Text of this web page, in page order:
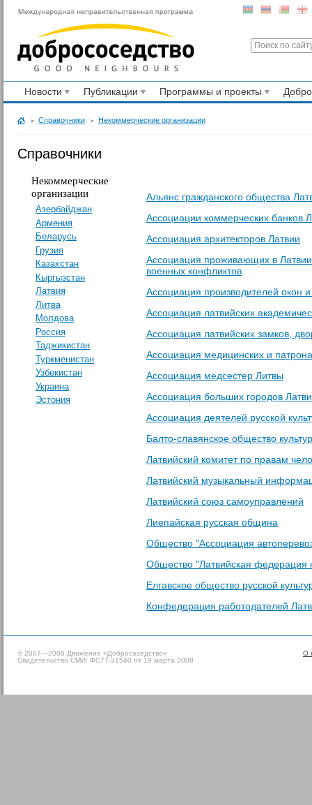
Новости Публикации Программы и проекты
Справочники Некоммерческие организации
Справочники
Некоммерческие
организации
Азербайджан
Армения
Беларусь
Грузия
Казахстан
Кыргызстан
Латвия
Литва
Молдова
Россия
Таджикистан
Туркменистан
Узбекистан
Украина
Эстония
Альянс гражданского общества
Ассоциации коммерческих банков
Ассоциация архитекторов Латвии
Ассоциация проживающих в
военных конфликтов
Ассоциация производителей окон
Ассоциация латвийских
Ассоциация латвийских замков,
Ассоциация медицинских и
Ассоциация медсестер Литвы
Ассоциация больших городов
Ассоциация деятелей русской
Балто-славянское общество
Латвийский комитет по правам
Латвийский музыкальный
Латвийский союз самоуправлений
Лиепайская русская община
Общество "Ассоциация
Общество "Латвийская федерация
Елгавское общество русской
Конфедерация работодателей
О
© 2007—2008 Движение «Добрососедство»
Свидетельство СМИ: ФС77-31540 от 19 марта 2008